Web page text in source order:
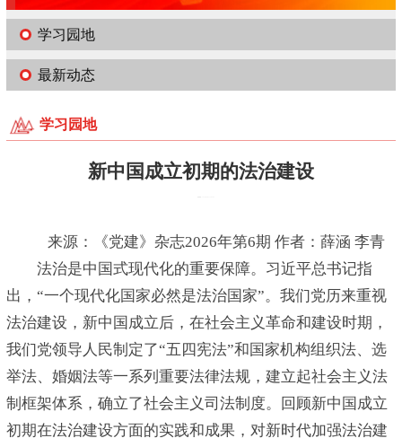
学习园地
最新动态
学习园地
新中国成立初期的法治建设
来源：《党建》杂志2026年第6期 作者：薛涵 李青
法治是中国式现代化的重要保障。习近平总书记指
出，“一个现代化国家必然是法治国家”。我们党历来重视
法治建设，新中国成立后，在社会主义革命和建设时期，
我们党领导人民制定了“五四宪法”和国家机构组织法、选
举法、婚姻法等一系列重要法律法规，建立起社会主义法
制框架体系，确立了社会主义司法制度。回顾新中国成立
初期在法治建设方面的实践和成果，对新时代加强法治建